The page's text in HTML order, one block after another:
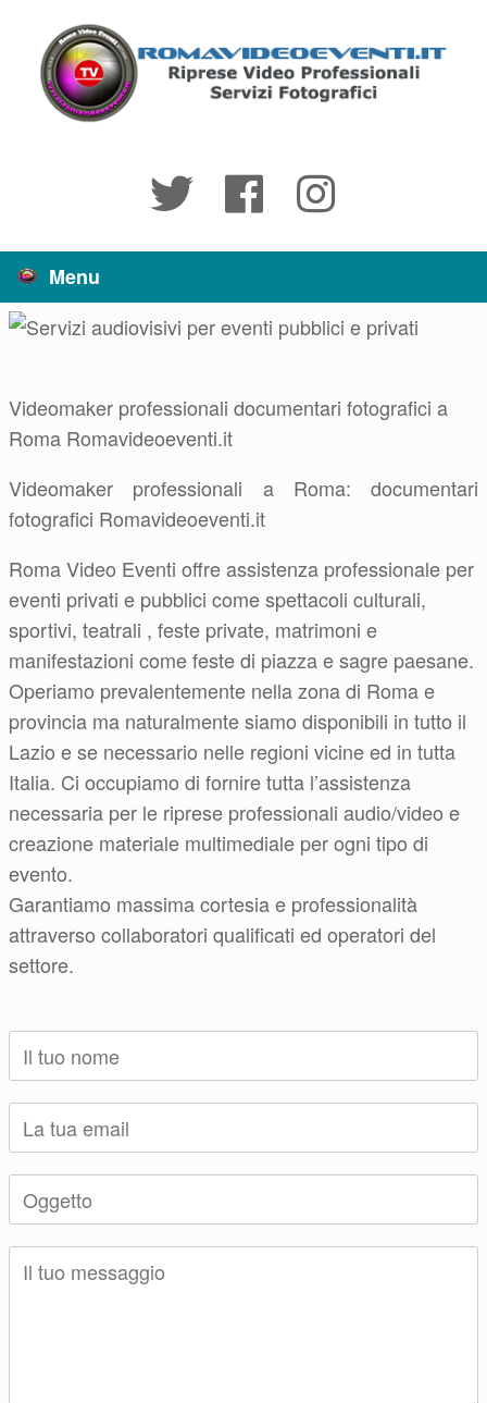
contenuto
Menu
Videomaker professionali documentari fotografici a
Roma Romavideoeventi.it
Videomaker professionali a Roma: documentari
fotografici Romavideoeventi.it
Roma Video Eventi offre assistenza professionale per
eventi privati e pubblici come spettacoli culturali,
sportivi, teatrali , feste private, matrimoni e
manifestazioni come feste di piazza e sagre paesane.
Operiamo prevalentemente nella zona di Roma e
provincia ma naturalmente siamo disponibili in tutto il
Lazio e se necessario nelle regioni vicine ed in tutta
Italia. Ci occupiamo di fornire tutta l’assistenza
necessaria per le riprese professionali audio/video e
creazione materiale multimediale per ogni tipo di
evento.
Garantiamo massima cortesia e professionalità
attraverso collaboratori qualificati ed operatori del
settore.